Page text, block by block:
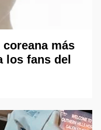
más
los fans del